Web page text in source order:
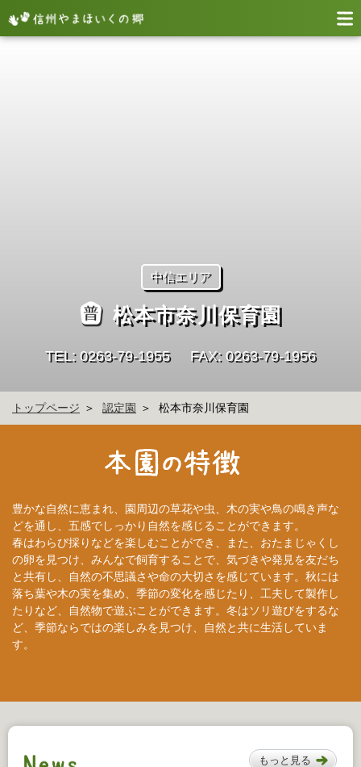
中信エリア
松本市奈川保育園
TEL: 0263-79-1955 FAX: 0263-79-1956
トップページ 認定園 松本市奈川保育園
豊かな自然に恵まれ、園周辺の草花や虫、木の実や鳥の鳴き声な
どを通し、五感でしっかり自然を感じることができます。
春はわらび採りなどを楽しむことができ、また、おたまじゃくし
の卵を見つけ、みんなで飼育することで、気づきや発見を友だち
と共有し、自然の不思議さや命の大切さを感じています。秋には
落ち葉や木の実を集め、季節の変化を感じたり、工夫して製作し
たりなど、自然物で遊ぶことができます。冬はソリ遊びをするな
ど、季節ならではの楽しみを見つけ、自然と共に生活していま
す。
もっと見る